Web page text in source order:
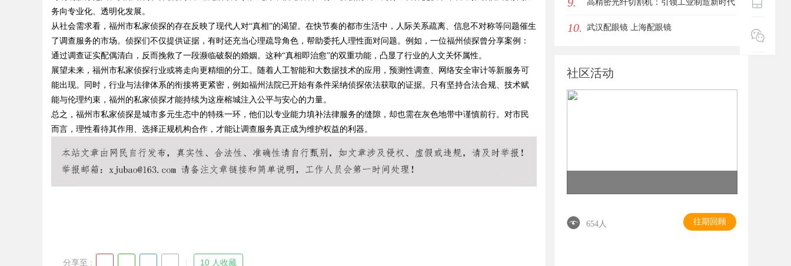
Bo
务向专业化、透明化发展。
从社会需求看，福州市私家侦探的存在反映了现代人对“真相”的渴望。在快节奏的都市生活中，人际关系疏离、信息不对称等问题催生
了调查服务的市场。侦探们不仅提供证据，有时还充当心理疏导角色，帮助委托人理性面对问题。例如，一位福州侦探曾分享案例：
通过调查证实配偶清白，反而挽救了一段濒临破裂的婚姻。这种“真相即治愈”的双重功能，凸显了行业的人文关怀属性。
展望未来，福州市私家侦探行业或将走向更精细的分工。随着人工智能和大数据技术的应用，预测性调查、网络安全审计等新服务可
能出现。同时，行业与法律体系的衔接将更紧密，例如福州法院已开始有条件采纳侦探依法获取的证据。只有坚持合法合规、技术赋
能与伦理约束，福州的私家侦探才能持续为这座榕城注入公平与安心的力量。
总之，福州市私家侦探是城市多元生态中的特殊一环，他们以专业能力填补法律服务的缝隙，却也需在灰色地带中谨慎前行。对市民
而言，理性看待其作用、选择正规机构合作，才能让调查服务真正成为维护权益的利器。
分享至 : 10 人收藏
高精密光纤切割机：引领工业制造新时代
的利器
10. 武汉配眼镜 上海配眼镜
社区活动
654人 往期回顾